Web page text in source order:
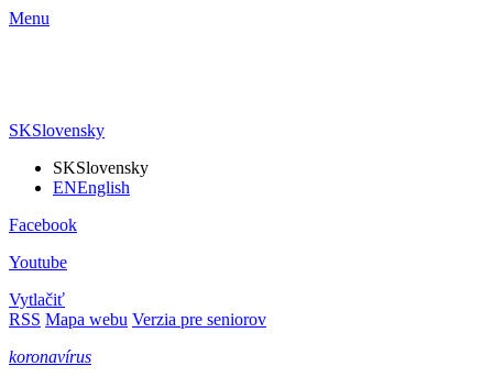
Menu
SKSlovensky
SKSlovensky
ENEnglish
Facebook
Youtube
Vytlačiť
RSS Mapa webu Verzia pre seniorov
koronavírus